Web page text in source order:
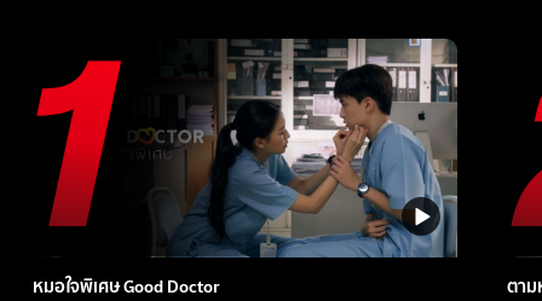
หมอใจพิเศษ Good Doctor ตาม